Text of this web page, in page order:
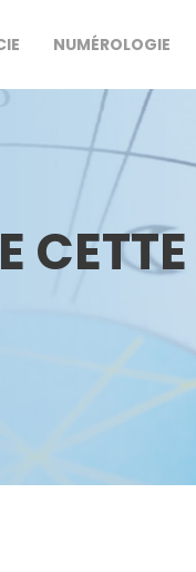
NUMÉROLOGIE